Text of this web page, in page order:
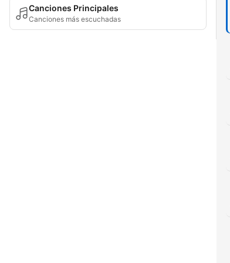
Canciones Principales
Canciones más escuchadas